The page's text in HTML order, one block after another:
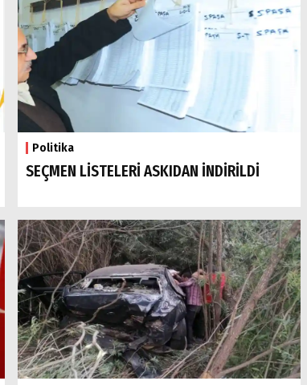
Politika
SEÇMEN LİSTELERİ ASKIDAN İNDİRİLDİ